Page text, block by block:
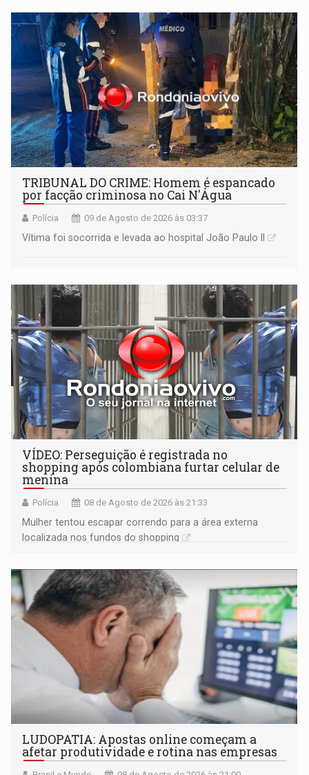
TRIBUNAL DO CRIME: Homem é espancado
por facção criminosa no Cai N'Água
Polícia 09 de Agosto de 2026 às 03:37
Vítima foi socorrida e levada ao hospital João Paulo II
VÍDEO: Perseguição é registrada no
shopping após colombiana furtar celular de
menina
Polícia 08 de Agosto de 2026 às 21:33
Mulher tentou escapar correndo para a área externa
localizada nos fundos do shopping
LUDOPATIA: Apostas online começam a
afetar produtividade e rotina nas empresas